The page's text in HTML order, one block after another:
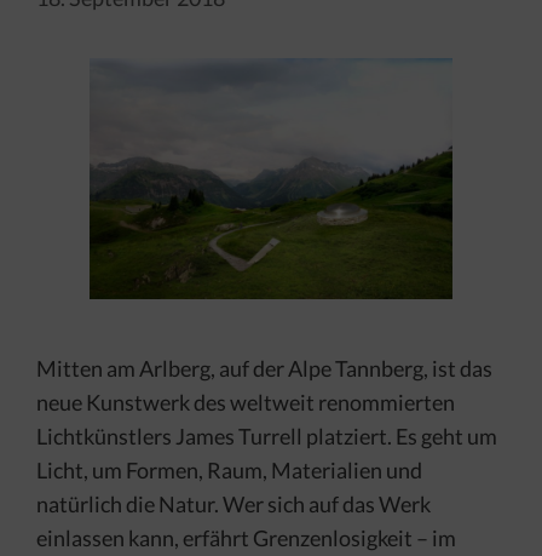
Mitten am Arlberg, auf der Alpe Tannberg, ist das
neue Kunstwerk des weltweit renommierten
Lichtkünstlers James Turrell platziert. Es geht um
Licht, um Formen, Raum, Materialien und
natürlich die Natur. Wer sich auf das Werk
einlassen kann, erfährt Grenzenlosigkeit – im